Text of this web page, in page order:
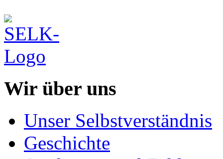
Wir über uns
Unser Selbstverständnis
Geschichte